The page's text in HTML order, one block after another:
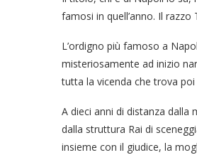
famosi in quell’anno. Il
L’ordigno più famoso a
misteriosamente ad inizio
tutta la vicenda che trova
A dieci anni di distanza dalla
dalla struttura Rai di
insieme con il giudice, la